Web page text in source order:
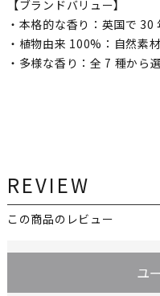
【ブランドバリュー】
・本格的な香り：英国で
・植物由来 100%：自然素
・多様な香り：全 7 種から
REVIEW
この商品のレビュー
ユ